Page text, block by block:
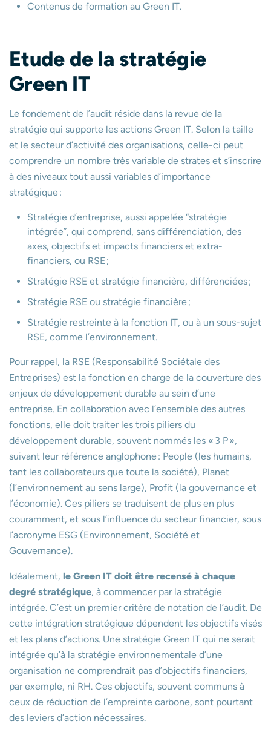
Contenus de formation au Green IT.
Etude de la stratégie
Green IT
Le fondement de l’audit réside dans la revue de la
stratégie qui supporte les actions Green IT. Selon la taille
et le secteur d’activité des organisations, celle-ci peut
comprendre un nombre très variable de strates et s’inscrire
à des niveaux tout aussi variables d’importance
stratégique :
Stratégie d’entreprise, aussi appelée “stratégie
intégrée”, qui comprend, sans différenciation, des
axes, objectifs et impacts financiers et extra-
financiers, ou RSE ;
Stratégie RSE et stratégie financière, différenciées ;
Stratégie RSE ou stratégie financière ;
Stratégie restreinte à la fonction IT, ou à un sous-sujet
RSE, comme l’environnement.
Pour rappel, la RSE (Responsabilité Sociétale des
Entreprises) est la fonction en charge de la couverture des
enjeux de développement durable au sein d’une
entreprise. En collaboration avec l’ensemble des autres
fonctions, elle doit traiter les trois piliers du
développement durable, souvent nommés les « 3 P »,
suivant leur référence anglophone : People (les humains,
tant les collaborateurs que toute la société), Planet
(l’environnement au sens large), Profit (la gouvernance et
l’économie). Ces piliers se traduisent de plus en plus
couramment, et sous l’influence du secteur financier, sous
l’acronyme ESG (Environnement, Société et
Gouvernance).
Idéalement, le Green IT doit être recensé à chaque
degré stratégique, à commencer par la stratégie
intégrée. C’est un premier critère de notation de l’audit. De
cette intégration stratégique dépendent les objectifs visés
et les plans d’actions. Une stratégie Green IT qui ne serait
intégrée qu’à la stratégie environnementale d’une
organisation ne comprendrait pas d’objectifs financiers,
par exemple, ni RH. Ces objectifs, souvent communs à
ceux de réduction de l’empreinte carbone, sont pourtant
des leviers d’action nécessaires.